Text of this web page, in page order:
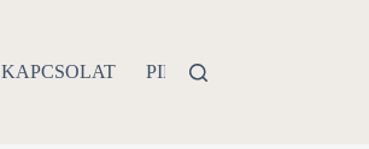
KAPCSOLAT PIERCING PROBLÉMA